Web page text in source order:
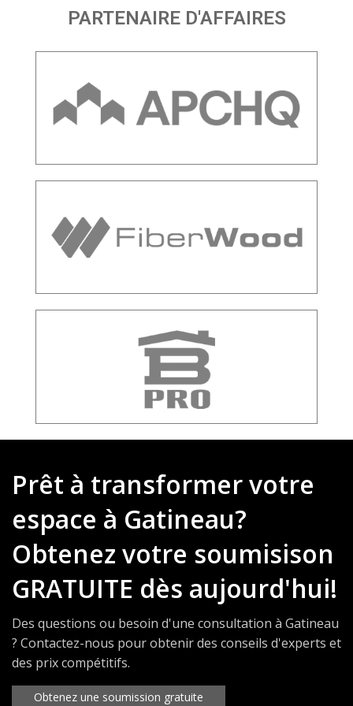
PARTENAIRE D'AFFAIRES
Prêt à transformer votre
espace à Gatineau?
Obtenez votre soumisison
GRATUITE dès aujourd'hui!
Des questions ou besoin d'une consultation à Gatineau
? Contactez-nous pour obtenir des conseils d'experts et
des prix compétitifs.
Obtenez une soumission gratuite